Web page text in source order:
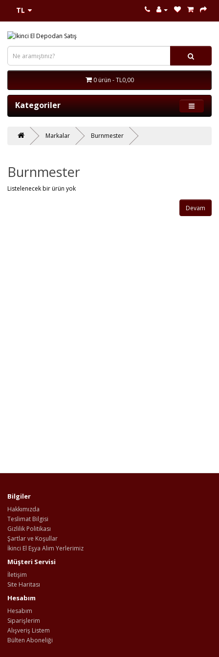
TL
0 ürün - TL0,00
Kategoriler
Markalar Burnmester
Burnmester
Listelenecek bir ürün yok
Devam
Bilgiler
Hakkımızda
Teslimat Bilgisi
Gizlilik Politikası
Şartlar ve Koşullar
İkinci El Eşya Alım Yerlerimiz
Müşteri Servisi
İletişim
Site Haritası
Hesabım
Hesabım
Siparişlerim
Alışveriş Listem
Bülten Aboneliği